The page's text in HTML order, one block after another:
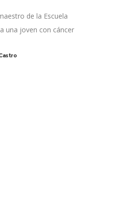
de la Escuela
una joven con cáncer
Akáshicos. Su